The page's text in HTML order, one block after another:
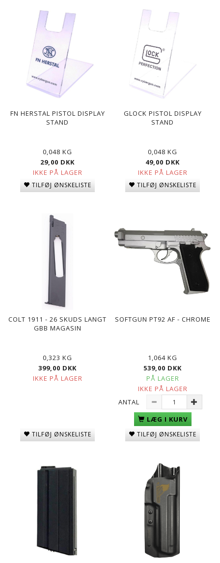
FN HERSTAL PISTOL DISPLAY
STAND
0,048 KG
29,00 DKK
IKKE PÅ LAGER
TILFØJ ØNSKELISTE
GLOCK PISTOL DISPLAY
STAND
0,048 KG
49,00 DKK
IKKE PÅ LAGER
TILFØJ ØNSKELISTE
COLT 1911 - 26 SKUDS LANGT
GBB MAGASIN
0,323 KG
399,00 DKK
IKKE PÅ LAGER
TILFØJ ØNSKELISTE
SOFTGUN PT92 AF - CHROME
1,064 KG
539,00 DKK
PÅ LAGER
IKKE PÅ LAGER
ANTAL
LÆG I KURV
TILFØJ ØNSKELISTE